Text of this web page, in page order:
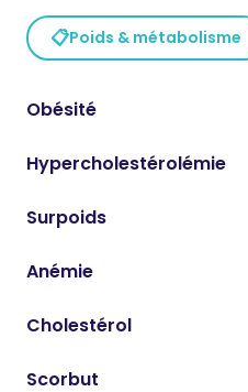
📋Poids & métabolisme
Obésité
Hypercholestérolémie
Surpoids
Anémie
Cholestérol
Scorbut